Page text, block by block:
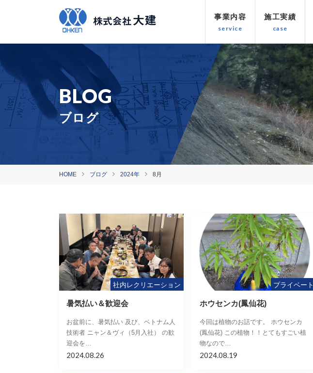
事業内容 施工実績
ブログ
HOME ブログ 2024年 8月
社内レクリエーション
暑気払い＆歓迎会
お盆前に、暑気払い 及び、ベトナム人
技術者 ニャン＆ヴィ（5月入社） の歓
迎会を…
2024.08.26
プライベート
ホウセンカ(鳳仙花)
今回は植物のお話です。 ホウセンカ
(鳳仙花) この植物！！とてもすごい植
物なので…
2024.08.19